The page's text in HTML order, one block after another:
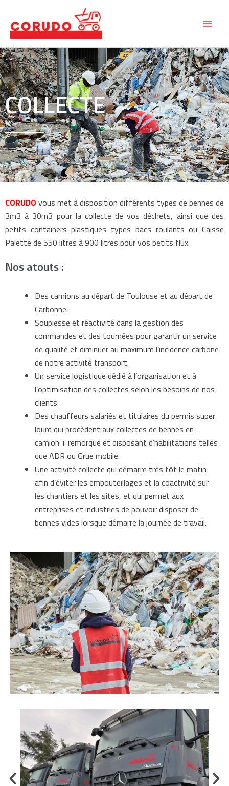
contenu
COLLECTE
CORUDO vous met à disposition différents types de bennes de
3m3 à 30m3 pour la collecte de vos déchets, ainsi que des
petits containers plastiques types bacs roulants ou Caisse
Palette de 550 litres à 900 litres pour vos petits flux.
Nos atouts :
Des camions au départ de Toulouse et au départ de
Carbonne.
Souplesse et réactivité dans la gestion des
commandes et des tournées pour garantir un service
de qualité et diminuer au maximum l’incidence carbone
de notre activité transport.
Un service logistique dédié à l’organisation et à
l’optimisation des collectes selon les besoins de nos
clients.
Des chauffeurs salariés et titulaires du permis super
lourd qui procèdent aux collectes de bennes en
camion + remorque et disposant d’habilitations telles
que ADR ou Grue mobile.
Une activité collecte qui démarre très tôt le matin
afin d’éviter les embouteillages et la coactivité sur
les chantiers et les sites, et qui permet aux
entreprises et industries de pouvoir disposer de
bennes vides lorsque démarre la journée de travail.